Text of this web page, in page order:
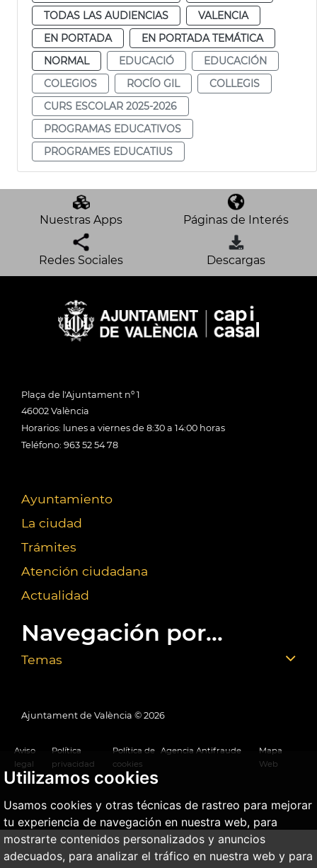
Utilizamos cookies
Usamos cookies y otras técnicas de rastreo para mejorar
tu experiencia de navegación en nuestra web, para
mostrarte contenidos personalizados y anuncios
adecuados, para analizar el tráfico en nuestra web y para
TODAS LAS AUDIENCIAS
VALENCIA
EN PORTADA
EN PORTADA TEMÁTICA
NORMAL
EDUCACIÓ
EDUCACIÓN
COLEGIOS
ROCÍO GIL
COLLEGIS
CURS ESCOLAR 2025-2026
PROGRAMAS EDUCATIVOS
PROGRAMES EDUCATIUS
Nuestras Apps Páginas de Interés
Redes Sociales Descargas
Plaça de l'Ajuntament nº 1
46002 València
Horarios: lunes a viernes de 8:30 a 14:00 horas
Teléfono: 963 52 54 78
Ayuntamiento
La ciudad
Trámites
Atención ciudadana
Actualidad
Navegación por...
Temas
Ajuntament de València © 2026
Aviso
legal
Política
privacidad
Política de
cookies
Agencia Antifraude
Mapa
Web